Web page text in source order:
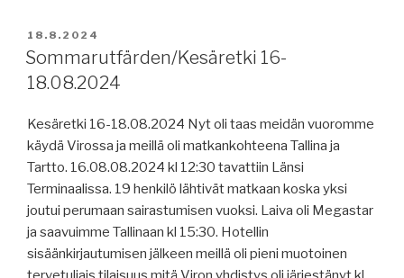
häiriöitä
uusii
sisävesi-
ja
rannikkotonnistoaan,
raportteja,
eläinkuljetusvarustamoita,
Lofooteille
täyssähköinen
JULKAISTU
18.8.2024
Sommarutfärden/Kesäretki 16-
18.08.2024
Kesäretki 16-18.08.2024 Nyt oli taas meidän vuoromme
käydä Virossa ja meillä oli matkankohteena Tallina ja
Tartto. 16.08.08.2024 kl 12:30 tavattiin Länsi
Terminaalissa. 19 henkilö lähtivät matkaan koska yksi
joutui perumaan sairastumisen vuoksi. Laiva oli Megastar
ja saavuimme Tallinaan kl 15:30. Hotellin
sisäänkirjautumisen jälkeen meillä oli pieni muotoinen